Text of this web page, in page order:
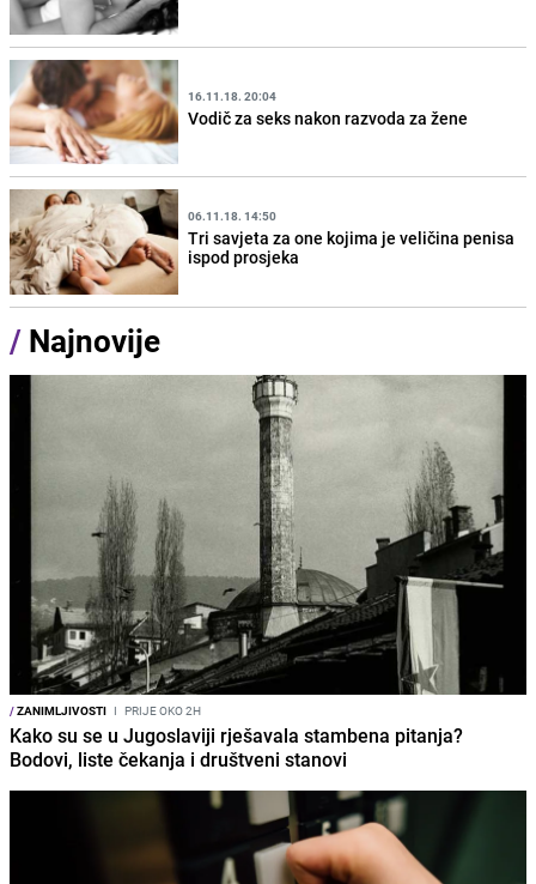
16.11.18. 20:04
Vodič za seks nakon razvoda za žene
06.11.18. 14:50
Tri savjeta za one kojima je veličina penisa
ispod prosjeka
/ Najnovije
/ZANIMLJIVOSTI I PRIJE OKO 2H
Kako su se u Jugoslaviji rješavala stambena pitanja?
Bodovi, liste čekanja i društveni stanovi